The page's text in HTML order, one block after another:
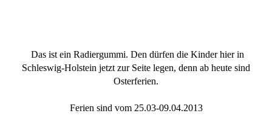
Das ist ein Radiergummi. Den dürfen die Kinder hier in
Schleswig-Holstein jetzt zur Seite legen, denn ab heute sind
Osterferien.
Ferien sind vom 25.03-09.04.2013